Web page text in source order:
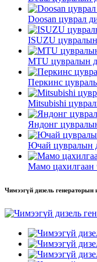
Doosan цуврал
ISUZU цувралын
MTU цувралын
Перкинс
Mitsubishi
Яндонг
Ючай цувралын
Мамо цахилгаан
Чимээгүй дизель